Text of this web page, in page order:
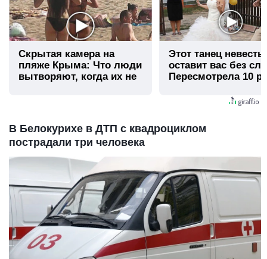
Скрытая камера на
пляже Крыма: Что люди
вытворяют, когда их не
Этот танец невесты
оставит вас без
Пересмотрела 10
В Белокурихе в ДТП с квадроциклом
пострадали три человека